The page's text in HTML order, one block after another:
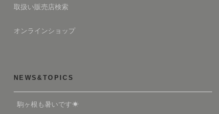
取扱い販売店検索
オンラインショップ
NEWS&TOPICS
駒ヶ根も暑いです☀